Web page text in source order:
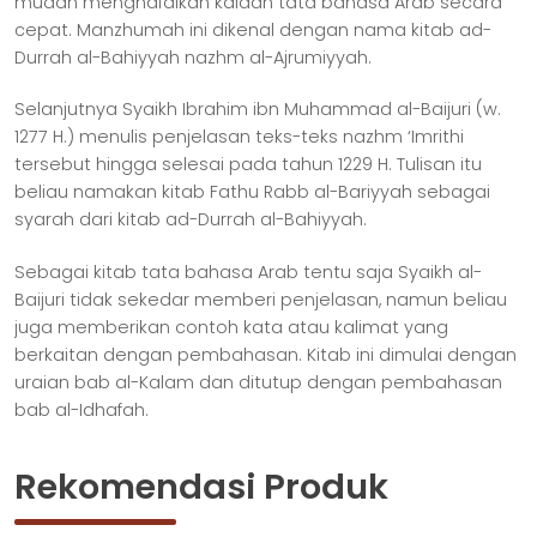
cepat. Manzhumah ini dikenal dengan nama kitab ad-
Durrah al-Bahiyyah nazhm al-Ajrumiyyah.
Selanjutnya Syaikh Ibrahim ibn Muhammad al-Baijuri (w.
1277 H.) menulis penjelasan teks-teks nazhm ‘Imrithi
tersebut hingga selesai pada tahun 1229 H. Tulisan itu
beliau namakan kitab Fathu Rabb al-Bariyyah sebagai
syarah dari kitab ad-Durrah al-Bahiyyah.
Sebagai kitab tata bahasa Arab tentu saja Syaikh al-
Baijuri tidak sekedar memberi penjelasan, namun beliau
juga memberikan contoh kata atau kalimat yang
berkaitan dengan pembahasan. Kitab ini dimulai dengan
uraian bab al-Kalam dan ditutup dengan pembahasan
bab al-Idhafah.
Rekomendasi Produk